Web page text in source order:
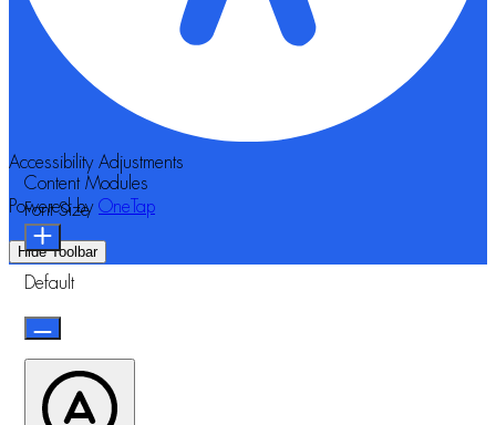
Accessibility Adjustments
Powered by OneTap
Hide Toolbar
Content Modules
Font Size
Default